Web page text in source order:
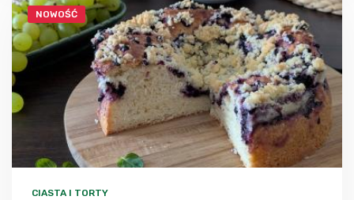
NOWOŚĆ
CIASTA I TORTY